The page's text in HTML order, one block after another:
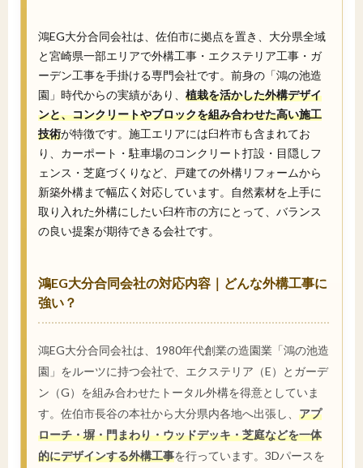
鴻EG大分合同会社は、佐伯市に拠点を置き、大分県全域
と宮崎県一部エリアで外構工事・エクステリア工事・ガ
ーデン工事を手掛ける専門会社です。前身の「鴻の池造
園」時代からの実績があり、 植栽を活かした外構デザイ
ンと、コンクリートやブロックを組み合わせた高い施工
技術が特徴です。施工エリアには臼杵市も含まれてお
り、カーポート・駐車場のコンクリート打設・目隠しフ
ェンス・芝庭づくりなど、戸建ての外構リフォームから
新築外構まで幅広く対応しています。自然素材を上手に
取り入れた外構にしたい臼杵市の方にとって、バランス
の良い提案が期待できる会社です。
鴻EG大分合同会社の対応内容｜どんな外構工事に
強い？
鴻EG大分合同会社は、1980年代創業の造園業「鴻の池造
園」をルーツに持つ会社で、エクステリア（E）とガーデ
ン（G）を組み合わせたトータル外構を得意としていま
す。佐伯市長谷の本社から大分県内各地へ出張し、 アプ
ローチ・塀・門まわり・ウッドデッキ・芝庭などを一体
的にデザインする外構工事を行っています。3Dパースを